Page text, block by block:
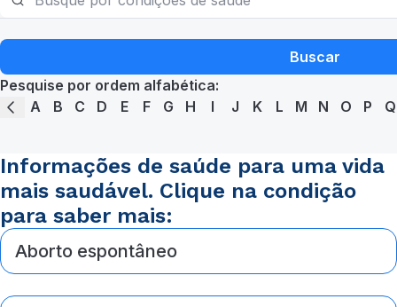
Buscar
Pesquise por ordem alfabética:
A
B C D E F G H I J K L M N O P Q
Informações de saúde para uma vida
mais saudável. Clique na condição
para saber mais:
Aborto espontâneo